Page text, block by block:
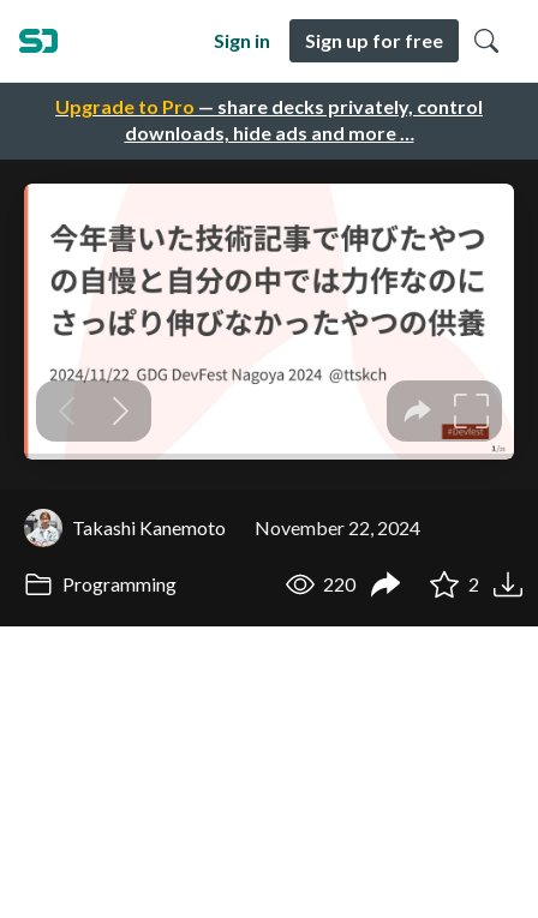
Upgrade to Pro — share decks privately, control
downloads, hide ads and more …
Sign in Sign up for free
Takashi Kanemoto November 22, 2024
Programming 220 2